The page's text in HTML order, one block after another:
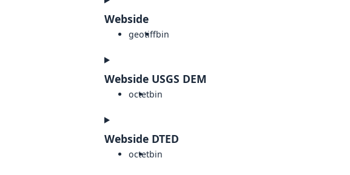
Webside
geotiffbin
Webside USGS DEM
octetbin
Webside DTED
octetbin